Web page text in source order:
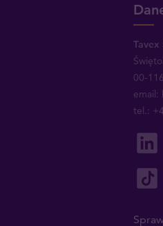
Tavex
00-
email:
tel.: